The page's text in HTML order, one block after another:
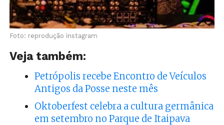
Foto: reprodução instagram
Veja também:
Petrópolis recebe Encontro de Veículos
Antigos da Posse neste mês
Oktoberfest celebra a cultura germânica
em setembro no Parque de Itaipava